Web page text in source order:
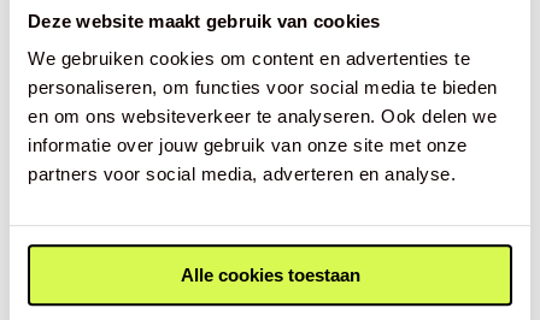
Deze website maakt gebruik van cookies
We gebruiken cookies om content en advertenties te
personaliseren, om functies voor social media te bieden
en om ons websiteverkeer te analyseren. Ook delen we
informatie over jouw gebruik van onze site met onze
partners voor social media, adverteren en analyse.
Alle cookies toestaan
Een skischoen op maat:
zonder pijn de piste af
Wij geloven dat iedereen zonder pijn en frustraties
moet kunnen skiën. Ons doel is dan ook om jou
Daarom maken wij met liefdeskischoenen op maat,
die jouw voeten op de juiste manier ondersteunen.
Je zult zien dat je skiprestaties en skiplezier